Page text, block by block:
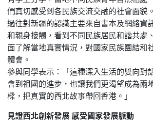
們真切感受到各民族交流交融的社會面貌
過往對新疆的認識主要來自書本及網絡資
和親身接觸，看到不同民族居民和諧共處
面了解當地真實情況，對國家民族團結和
體會。
參與同學表示：「這種深入生活的雙向對
會到祖國的進步，也讓我們更渴望成為兩
樑，把真實的西北故事帶回香港。」
見證西北創新發展 感受國家發展脈動